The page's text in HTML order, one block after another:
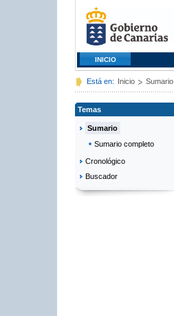
INICIO
Está en: Inicio Sumario
Temas
Sumario
Sumario completo
Cronológico
Buscador